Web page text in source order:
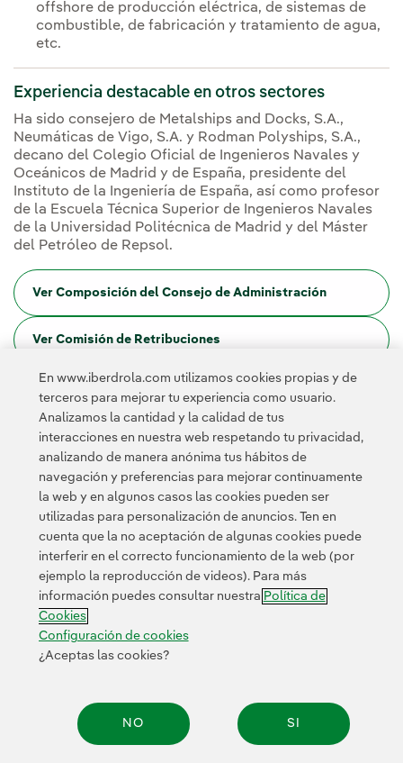
offshore de producción eléctrica, de sistemas de
combustible, de fabricación y tratamiento de agua,
etc.
Experiencia destacable en otros sectores
Ha sido consejero de Metalships and Docks, S.A.,
Neumáticas de Vigo, S.A. y Rodman Polyships, S.A.,
decano del Colegio Oficial de Ingenieros Navales y
Oceánicos de Madrid y de España, presidente del
Instituto de la Ingeniería de España, así como profesor
de la Escuela Técnica Superior de Ingenieros Navales
de la Universidad Politécnica de Madrid y del Máster
del Petróleo de Repsol.
Ver Composición del Consejo de Administración
Ver Comisión de Retribuciones
Ver Comisión Ejecutiva Delegada
Contacta Clientes Política de Privacidad Información legal
Transparencia en el uso de la IA Política de cookies
Configuración de cookies Accesibilidad Canal de denuncias
© 2026 Iberdrola, S.A. Reservados todos los derechos.
En www.iberdrola.com utilizamos cookies propias y de
terceros para mejorar tu experiencia como usuario.
Analizamos la cantidad y la calidad de tus
interacciones en nuestra web respetando tu privacidad,
analizando de manera anónima tus hábitos de
navegación y preferencias para mejorar continuamente
la web y en algunos casos las cookies pueden ser
utilizadas para personalización de anuncios. Ten en
cuenta que la no aceptación de algunas cookies puede
interferir en el correcto funcionamiento de la web (por
ejemplo la reproducción de videos). Para más
información puedes consultar nuestra Política de
Cookies
Configuración de cookies
¿Aceptas las cookies?
NO SI